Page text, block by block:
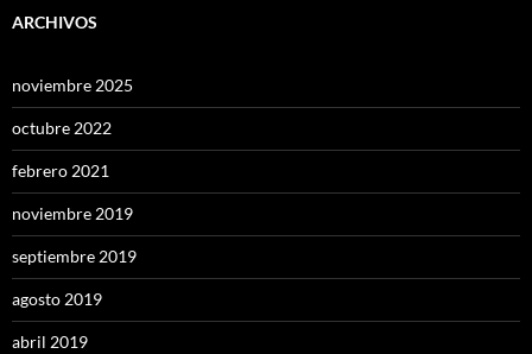
ARCHIVOS
noviembre 2025
octubre 2022
febrero 2021
noviembre 2019
septiembre 2019
agosto 2019
abril 2019